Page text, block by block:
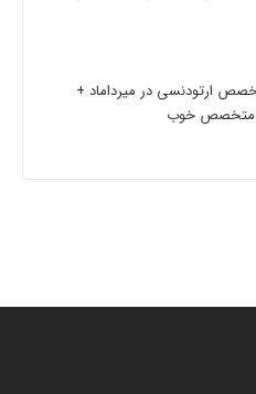
ارتودنسی در میرداماد +
متخصص خوب